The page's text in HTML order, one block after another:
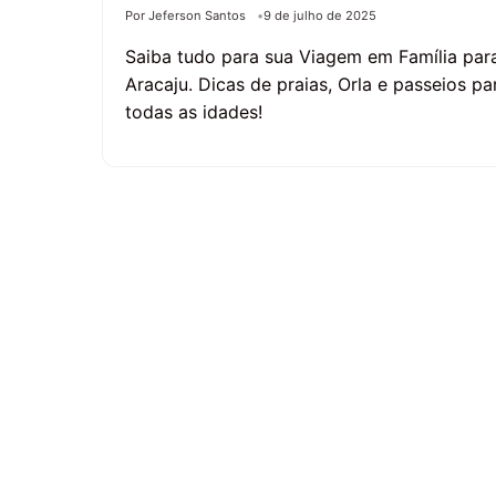
Por Jeferson Santos 9 de julho de 2025
Saiba tudo para sua Viagem em Família
Aracaju. Dicas de praias, Orla e passeios
todas as idades!